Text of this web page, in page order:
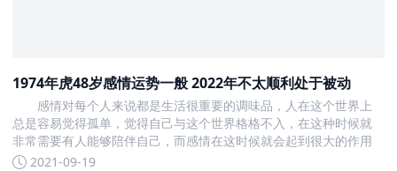
1974年虎48岁感情运势一般 2022年不太顺利处于被动
感情对每个人来说都是生活很重要的调味品，人在这个世界上
总是容易觉得孤单，觉得自己与这个世界格格不入，在这种时候就
非常需要有人能够陪伴自己，而感情在这时候就会起到很大的作用
2021-09-19